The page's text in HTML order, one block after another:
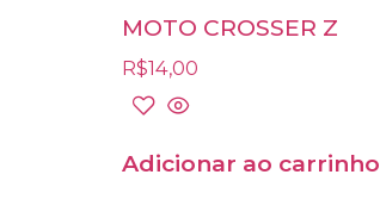
MOTO CROSSER Z
R$14,00
Adicionar ao carrinho